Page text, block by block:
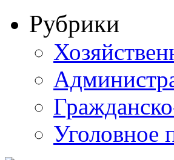
Рубрики
Уголовное